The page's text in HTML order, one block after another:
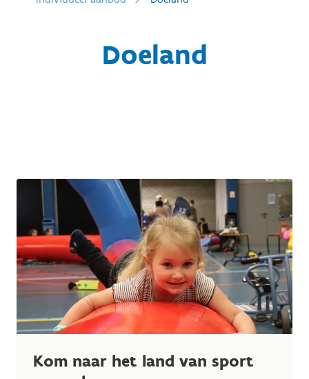
Doeland
Kom naar het land van sport